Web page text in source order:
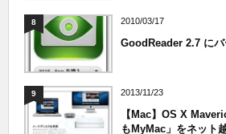
8 2010/03/17
GoodReader 2.7 に
9 2013/11/23
【Mac】OS X
もMyMac」をネット